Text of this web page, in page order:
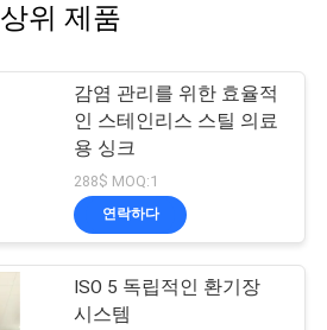
상위 제품
감염 관리를 위한 효율적
인 스테인리스 스틸 의료
용 싱크
288$ MOQ:1
연락하다
ISO 5 독립적인 환기장
시스템